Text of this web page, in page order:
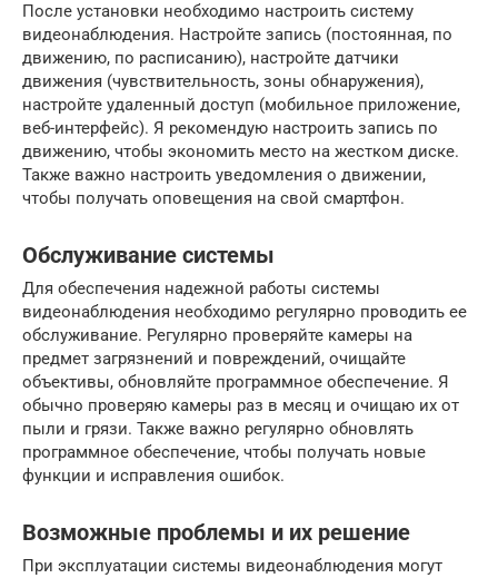
После установки необходимо настроить систему
видеонаблюдения. Настройте запись (постоянная, по
движению, по расписанию), настройте датчики
движения (чувствительность, зоны обнаружения),
настройте удаленный доступ (мобильное приложение,
веб-интерфейс). Я рекомендую настроить запись по
движению, чтобы экономить место на жестком диске.
Также важно настроить уведомления о движении,
чтобы получать оповещения на свой смартфон.
Обслуживание системы
Для обеспечения надежной работы системы
видеонаблюдения необходимо регулярно проводить ее
обслуживание. Регулярно проверяйте камеры на
предмет загрязнений и повреждений, очищайте
объективы, обновляйте программное обеспечение. Я
обычно проверяю камеры раз в месяц и очищаю их от
пыли и грязи. Также важно регулярно обновлять
программное обеспечение, чтобы получать новые
функции и исправления ошибок.
Возможные проблемы и их решение
При эксплуатации системы видеонаблюдения могут